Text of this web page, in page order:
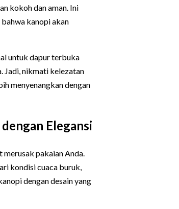
kokoh dan aman. Ini
kanopi akan
untuk dapur terbuka
Jadi, nikmati kelezatan
menyenangkan dengan
Elegansi
merusak pakaian Anda.
kondisi cuaca buruk,
dengan desain yang